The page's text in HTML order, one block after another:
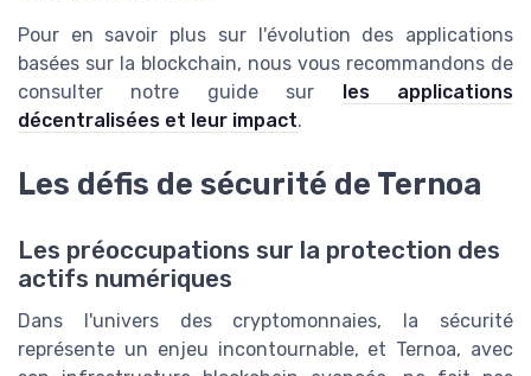
Pour en savoir plus sur l'évolution des applications
basées sur la blockchain, nous vous recommandons de
consulter notre guide sur les applications
décentralisées et leur impact.
Les défis de sécurité de Ternoa
Les préoccupations sur la protection des
actifs numériques
Dans l'univers des cryptomonnaies, la sécurité
représente un enjeu incontournable, et Ternoa, avec